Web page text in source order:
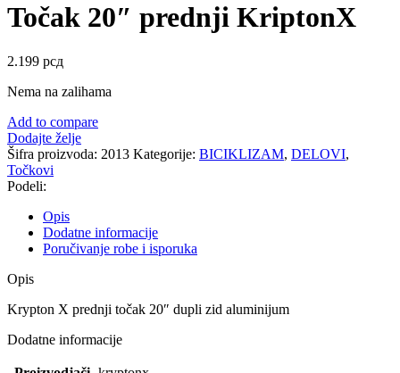
Točak 20″ prednji KriptonX
2.199 рсд
Nema na zalihama
Add to compare
Dodajte želje
Šifra proizvoda: 2013 Kategorije: BICIKLIZAM, DELOVI,
Točkovi
Podeli:
Opis
Dodatne informacije
Poručivanje robe i isporuka
Opis
Krypton X prednji točak 20″ dupli zid aluminijum
Dodatne informacije